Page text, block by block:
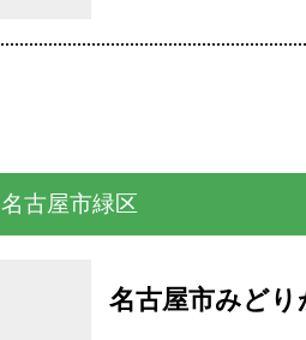
名古屋市緑区
名古屋市みどり